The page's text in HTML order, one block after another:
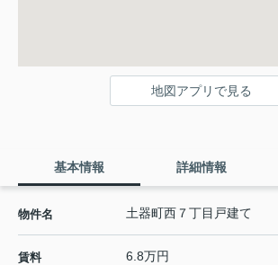
地図アプリで見る
基本情報 詳細情報
物件名 土器町西７丁目戸建て
賃料 6.8万円